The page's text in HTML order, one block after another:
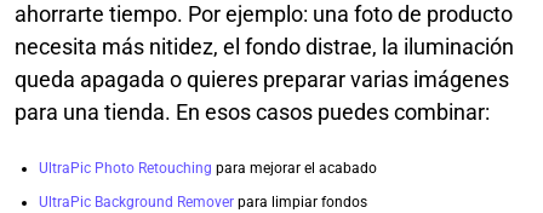
ahorrarte tiempo. Por ejemplo: una foto de producto
necesita más nitidez, el fondo distrae, la iluminación
queda apagada o quieres preparar varias imágenes
para una tienda. En esos casos puedes combinar:
UltraPic Photo Retouching para mejorar el acabado
UltraPic Background Remover para limpiar fondos